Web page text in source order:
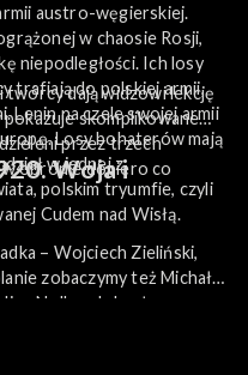
austro-węgierskiej.
w chaosie Rosji,
niepodległości. Ich losy
trafiają do polskiej armii,
Lenin na czele swojej armii
Losy bohaterów mają
w jednej z
polskim tryumfie, czyli
Cudem nad Wisłą.
dają widzowi lekcję
skomplikowane
przez trzech
obronie dopiero co
Woja i
– Wojciech Zieliński,
zobaczymy też Michała
Nolbrzak, Lesława
Bakę, Krzysztofa Globisza,
i wielu innych, znanych